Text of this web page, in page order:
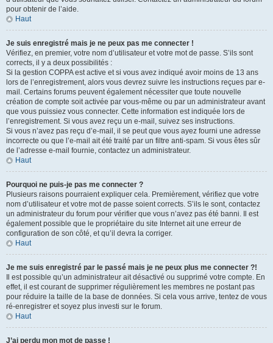
pour obtenir de l’aide.
Haut
Je suis enregistré mais je ne peux pas me connecter !
Vérifiez, en premier, votre nom d’utilisateur et votre mot de passe. S’ils sont
corrects, il y a deux possibilités :
Si la gestion COPPA est active et si vous avez indiqué avoir moins de 13 ans
lors de l’enregistrement, alors vous devrez suivre les instructions reçues par e-
mail. Certains forums peuvent également nécessiter que toute nouvelle
création de compte soit activée par vous-même ou par un administrateur avant
que vous puissiez vous connecter. Cette information est indiquée lors de
l’enregistrement. Si vous avez reçu un e-mail, suivez ses instructions.
Si vous n’avez pas reçu d’e-mail, il se peut que vous ayez fourni une adresse
incorrecte ou que l’e-mail ait été traité par un filtre anti-spam. Si vous êtes sûr
de l’adresse e-mail fournie, contactez un administrateur.
Haut
Pourquoi ne puis-je pas me connecter ?
Plusieurs raisons pourraient expliquer cela. Premièrement, vérifiez que votre
nom d’utilisateur et votre mot de passe soient corrects. S’ils le sont, contactez
un administrateur du forum pour vérifier que vous n’avez pas été banni. Il est
également possible que le propriétaire du site Internet ait une erreur de
configuration de son côté, et qu’il devra la corriger.
Haut
Je me suis enregistré par le passé mais je ne peux plus me connecter ?!
Il est possible qu’un administrateur ait désactivé ou supprimé votre compte. En
effet, il est courant de supprimer régulièrement les membres ne postant pas
pour réduire la taille de la base de données. Si cela vous arrive, tentez de vous
ré-enregistrer et soyez plus investi sur le forum.
Haut
J’ai perdu mon mot de passe !